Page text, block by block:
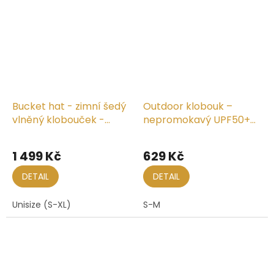
Bucket hat - zimní šedý
vlněný klobouček -
hodnocení
produktu
je
5,0
5
hvězdiček.
1 499 Kč
DETAIL
Unisize (S-XL)
Outdoor klobouk –
nepromokavý UPF50+
629 Kč
DETAIL
S-M